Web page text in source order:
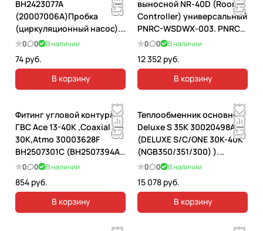
ВН2423077А
(20007006А)Пробка
(циркуляционный насос).
20007006А
0 0 В наличии
74 руб.
В корзину
выносной NR-40D (Room
Controller) универсальный
PNRC-WSDWX-003. PNRC-
WSDWX-003/PNRC-
0 0 В наличии
12 352 руб.
В корзину
Фитинг угловой контура
ГВС Асе 13-40К ,Coaxial 13-
30К,Atmo 30003628F
BH2507301C (BH2507394A)
13-24A. 30003628F
0 0 В наличии
854 руб.
В корзину
Теплообменник основной
Deluxe S 35K 30020498A
(DELUXE S/C/ONE 30K-40K
(NGB350/351/300) ).
30020498A
0 0 В наличии
15 078 руб.
В корзину